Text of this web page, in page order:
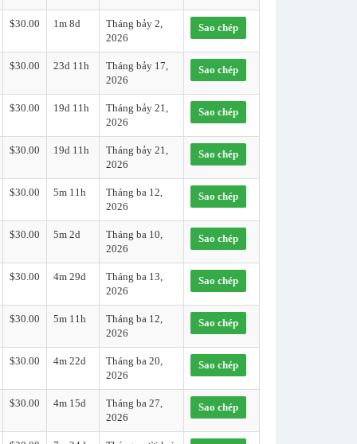
$30.00 1m 8d
Tháng bảy 2,
2026
Sao chép
$30.00 23d 11h
Tháng bảy 17,
2026
Sao chép
$30.00 19d 11h
Tháng bảy 21,
2026
Sao chép
$30.00 19d 11h
Tháng bảy 21,
2026
Sao chép
$30.00 5m 11h
Tháng ba 12,
2026
Sao chép
$30.00 5m 2d
Tháng ba 10,
2026
Sao chép
$30.00 4m 29d
Tháng ba 13,
2026
Sao chép
$30.00 5m 11h
Tháng ba 12,
2026
Sao chép
$30.00 4m 22d
Tháng ba 20,
2026
Sao chép
$30.00 4m 15d
Tháng ba 27,
2026
Sao chép